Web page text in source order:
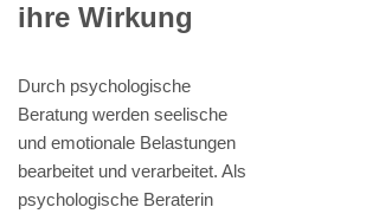
ihre Wirkung
Durch psychologische
Beratung werden seelische
und emotionale Belastungen
bearbeitet und verarbeitet. Als
psychologische Beraterin